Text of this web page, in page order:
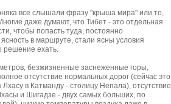
все слышали фразу "крыша мира" или то,
даже думают, что Тибет - это отдельная
чтобы попасть туда, постоянно
в маршруте, стали ясны условия
решение ехать.
безжизненные заснеженные горы,
отсутствие нормальных дорог (сейчас это
в Катманду - столицу Непала), отсутствие
и Шигадзе - двух самых больших, по